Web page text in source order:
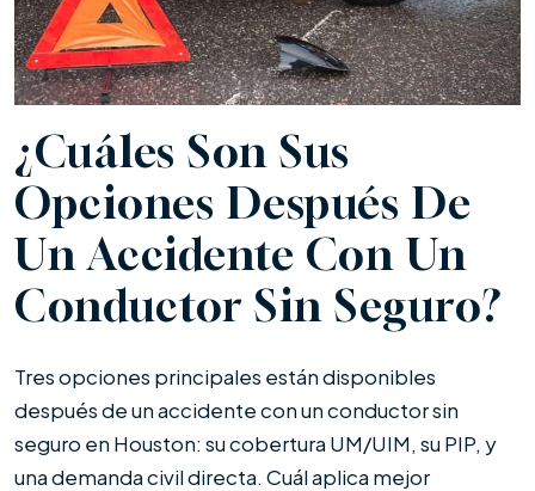
¿Cuáles Son Sus
Opciones Después De
Un Accidente Con Un
Conductor Sin Seguro?
Tres opciones principales están disponibles
después de un accidente con un conductor sin
seguro en Houston: su cobertura UM/UIM, su PIP, y
una demanda civil directa. Cuál aplica mejor